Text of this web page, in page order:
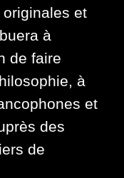
et
à
de faire
à
et
des
de